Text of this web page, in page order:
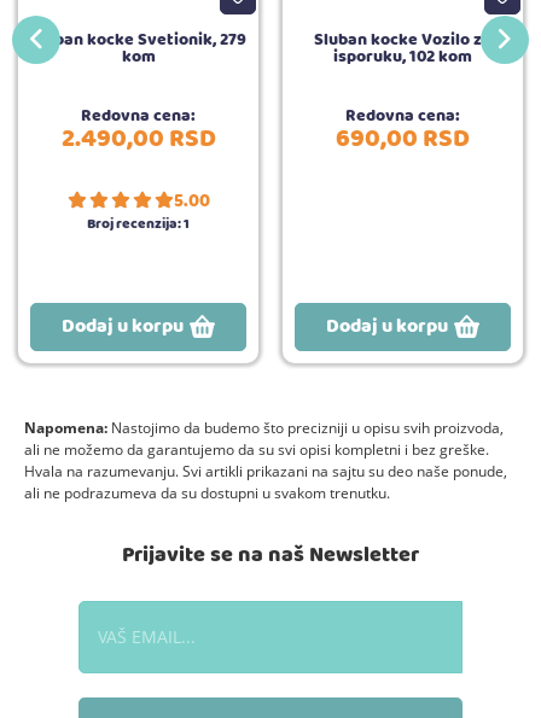
Sluban kocke Svetionik, 279
kom
Redovna cena:
2.490,00RSD
5.00
Broj recenzija:1
Dodaj u korpu
Sluban kocke Vozilo za
isporuku, 102 kom
Redovna cena:
690,00RSD
Dodaj u korpu
Napomena: Nastojimo da budemo što precizniji u opisu svih proizvoda,
ali ne možemo da garantujemo da su svi opisi kompletni i bez greške.
Hvala na razumevanju. Svi artikli prikazani na sajtu su deo naše ponude,
ali ne podrazumeva da su dostupni u svakom trenutku.
Prijavite se na naš Newsletter